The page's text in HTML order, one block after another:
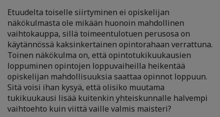
Etuudelta toiselle siirtyminen ei opiskelijan
näkökulmasta ole mikään huonoin mahdollinen
vaihtokauppa, sillä toimeentulotuen perusosa on
käytännössä kaksinkertainen opintorahaan verrattuna.
Toinen näkökulma on, että opintotukikuukausien
loppuminen opintojen loppuvaiheilla heikentää
opiskelijan mahdollisuuksia saattaa opinnot loppuun.
Sitä voisi ihan kysyä, että olisiko muutama
tukikuukausi lisää kuitenkin yhteiskunnalle halvempi
vaihtoehto kuin viittä vaille valmis maisteri?